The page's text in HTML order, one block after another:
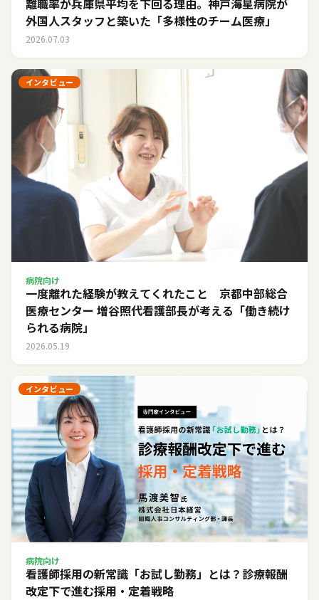
離職率が兵庫県平均を下回る理由。神戸海星病院が
外国人スタッフと築いた「多様性のチーム医療」
2026.07.03
インタビュー
病院向け
一度離れた経験が教えてくれたこと 京都中部総合
医療センター 増谷照代看護部長が考える「働き続け
られる病院」
2026.05.19
インタビュー
病院向け
看護師採用の新常識「お試し勤務」とは？診療報酬
改定下で進む採用・定着戦略